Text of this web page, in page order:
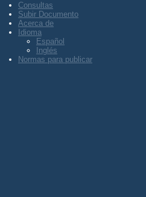
Consultas
Subir Documento
Acerca de
Idioma
Español
Inglés
Normas para publicar